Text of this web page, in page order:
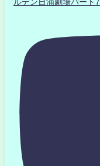
ルデン日浦劇場パート7